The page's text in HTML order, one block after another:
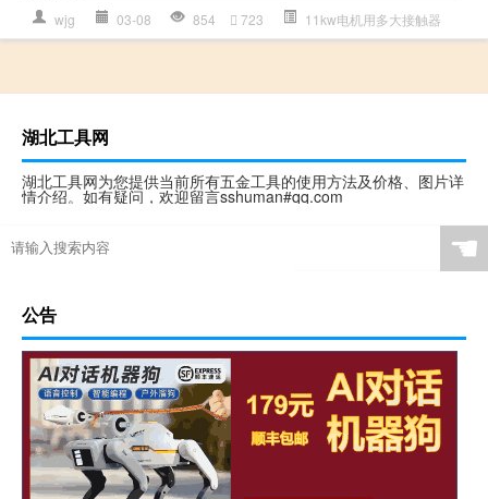
wjg 03-08 854 723 11kw电机用多大接触器
湖北工具网
湖北工具网为您提供当前所有五金工具的使用方法及价格、图片详
情介绍。如有疑问，欢迎留言sshuman#qq.com
☚
公告